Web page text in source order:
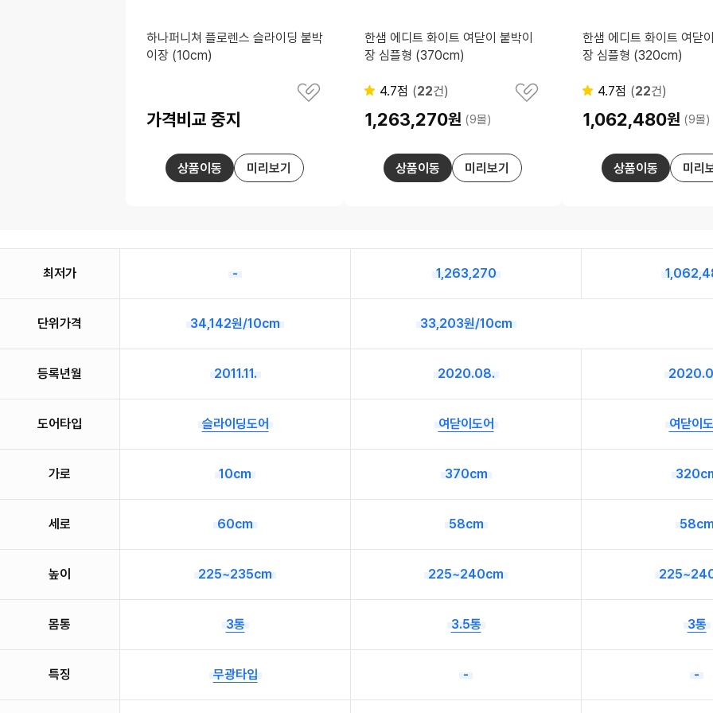
하나퍼니쳐 플로렌스 슬라이딩 붙박
이장 (10cm)
가
가격비교 중지
상품이동 미리보기
관
한샘 에디트 화이트 여닫이 붙박이
장 심플형 (370cm)
별
4.7점 리
뷰
수
(22건)
가
1,263,270원 (9몰)
상품이동 미리보기
관
한샘 에디트 화이트 여닫
장 심플형 (320cm)
별
4.7점 리
뷰
수
(22건)
가
1,062,480원 (9몰)
상품이동 미리
최저가 - 1,263,270
단위가격 34,142원/10cm 33,203원/10cm
등록년월 2011.11. 2020.08.
도어타입 슬라이딩도어 여닫이도어 여닫이
가로 10cm 370cm
세로 60cm 58cm
높이 225~235cm 225~240cm
몸통 3통 3.5통 3통
특징 무광타입 - -